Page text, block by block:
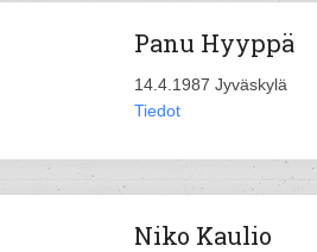
Panu Hyyppä
14.4.1987 Jyväskylä
Tiedot
Niko Kaulio